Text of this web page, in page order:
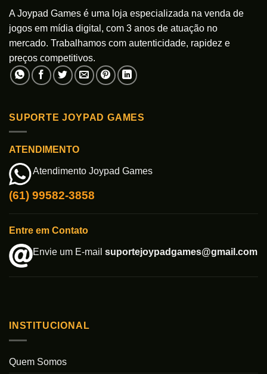
A Joypad Games é uma loja especializada na venda de
jogos em mídia digital, com 3 anos de atuação no
mercado. Trabalhamos com autenticidade, rapidez e
preços competitivos.
SUPORTE JOYPAD GAMES
ATENDIMENTO
Atendimento Joypad Games
(61) 99582-3858
Entre em Contato
Envie um E-mail suportejoypadgames@gmail.com
INSTITUCIONAL
Quem Somos